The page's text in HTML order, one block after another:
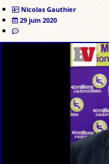
Nicolas Gauthier
29 juin 2020